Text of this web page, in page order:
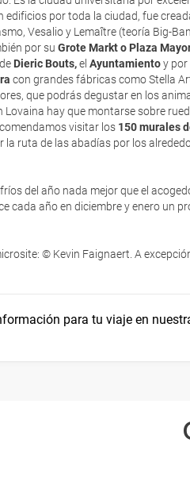
edificios por toda la ciudad, fue
Vesalio y Lemaître (teoría Big-
por su Grote Markt o Plaza
Dieric Bouts,el Ayuntamientoy por
con grandes fábricas como Stella
que podrás degustar en los
Lovaina hay que montarse sobre
visitar los 150 murales
la ruta de las abadías por los
del año nada mejor que el
cada año en diciembre y enero un
© Kevin Faignaert. A
para tu viaje en
casi todas las compañías
obtenerlas directamente en los
web.
si viajas con una compañía low cost,
tarjeta de embarque (que deberás
extra en el mismo aeropuerto.
la documentación de un paquete
viaje.
requerida en el mostrador de la